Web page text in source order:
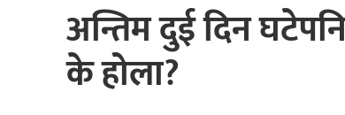
अन्तिम दुई दिन
के होला?